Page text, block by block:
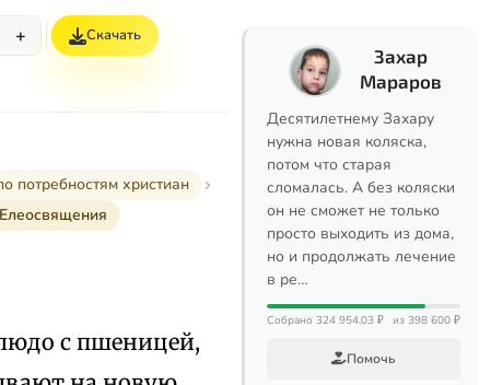
+ Скачать
потребностям христиан
с пшеницей,
Захар
Мараров
Десятилетнему Захару
нужна новая коляска,
потом что старая
сломалась. А без коляски
он не сможет не только
просто выходить из дома,
но и продолжать лечение
в ре…
Собрано 324 954,03 ₽ из 398 600 ₽
Помочь